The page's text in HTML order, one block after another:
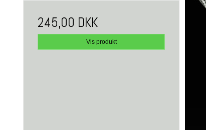
245,00 DKK
Vis produkt